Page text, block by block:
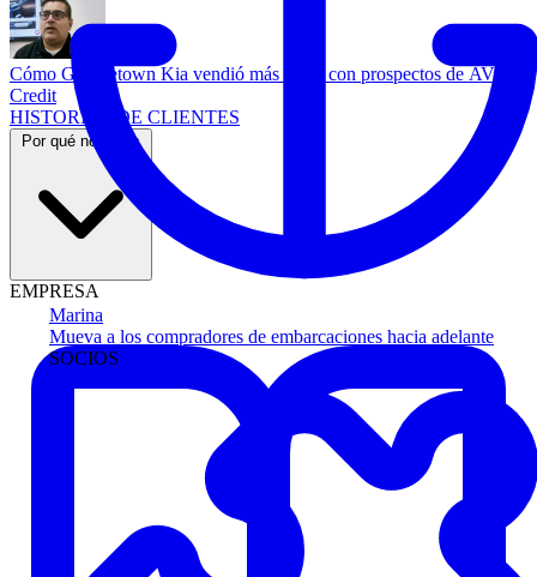
Marina
Mueva a los compradores de embarcaciones hacia adelante
SOCIOS
Cómo Georgetown Kia vendió más autos con prospectos de AVA
Credit
HISTORIAS DE CLIENTES
Por qué nosotros
EMPRESA